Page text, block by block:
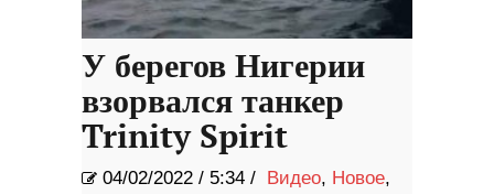
У берегов Нигерии
взорвался танкер
Trinity Spirit
04/02/2022 / 5:34 / Видео, Новое,